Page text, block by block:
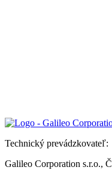
Technický prevádzkovateľ:
Galileo Corporation s.r.o.,